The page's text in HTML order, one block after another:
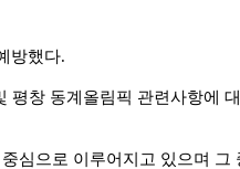
방했다.
평창 동계올림픽 관련사항에
심으로 이루어지고 있으며 그